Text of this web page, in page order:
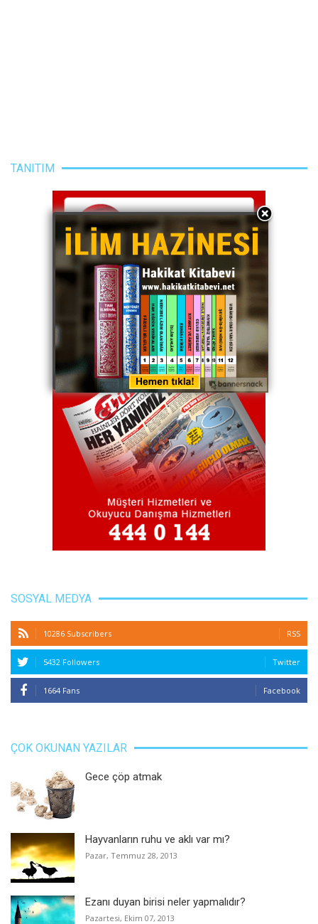
TANITIM
SOSYAL MEDYA
10286 Subscribers RSS
5432 Followers Twitter
1664 Fans Facebook
ÇOK OKUNAN YAZILAR
Gece çöp atmak
Hayvanların ruhu ve aklı var mı?
Pazar, Temmuz 28, 2013
Ezanı duyan birisi neler yapmalıdır?
Pazartesi, Ekim 07, 2013